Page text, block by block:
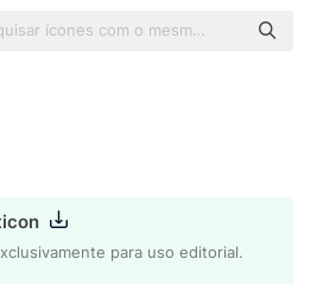
para uso editorial.